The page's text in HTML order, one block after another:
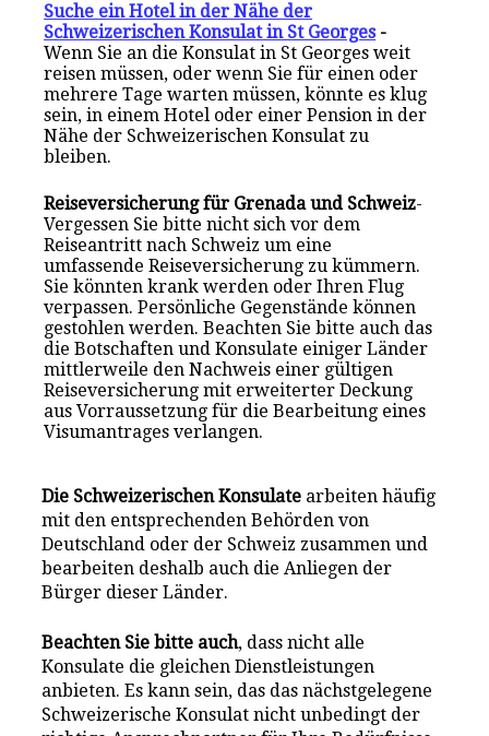
Suche ein Hotel in der Nähe der
Schweizerischen Konsulat in St Georges-
Wenn Sie an die Konsulat in St Georges weit
reisen müssen, oder wenn Sie für einen oder
mehrere Tage warten müssen, könnte es klug
sein, in einem Hotel oder einer Pension in der
Nähe der Schweizerischen Konsulat zu
bleiben.
Reiseversicherung für Grenada und Schweiz-
Vergessen Sie bitte nicht sich vor dem
Reiseantritt nach Schweiz um eine
umfassende Reiseversicherung zu kümmern.
Sie könnten krank werden oder Ihren Flug
verpassen. Persönliche Gegenstände können
gestohlen werden. Beachten Sie bitte auch das
die Botschaften und Konsulate einiger Länder
mittlerweile den Nachweis einer gültigen
Reiseversicherung mit erweiterter Deckung
aus Vorraussetzung für die Bearbeitung eines
Visumantrages verlangen.
Die Schweizerischen Konsulate arbeiten häufig
mit den entsprechenden Behörden von
Deutschland oder der Schweiz zusammen und
bearbeiten deshalb auch die Anliegen der
Bürger dieser Länder.
Beachten Sie bitte auch, dass nicht alle
Konsulate die gleichen Dienstleistungen
anbieten. Es kann sein, das das nächstgelegene
Schweizerische Konsulat nicht unbedingt der